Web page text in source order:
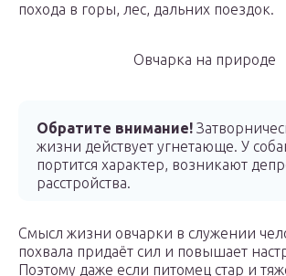
похода в горы, лес, дальних поездок.
Овчарка на природе
Обратите внимание!
жизни действует угнетающе. У
портится характер, возникают
расстройства.
Смысл жизни овчарки в служении
похвала придаёт сил и повышает
Поэтому даже если питомец стар и